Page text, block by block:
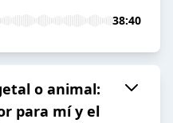
38:40
o animal:
para mí y el